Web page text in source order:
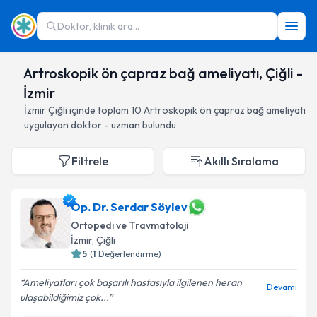
Doktor, klinik ara...
Artroskopik ön çapraz bağ ameliyatı, Çiğli -
İzmir
İzmirÇiğli içinde toplam 10 Artroskopik ön çapraz bağ ameliyatı
uygulayan doktor - uzman bulundu
Filtrele Akıllı Sıralama
Op. Dr. Serdar Söylev
Ortopedi ve Travmatoloji
İzmir, Çiğli
5 (1 Değerlendirme)
Ameliyatları çok başarılı hastasıyla ilgilenen heran
ulaşabildiğimiz çok...
Devamı